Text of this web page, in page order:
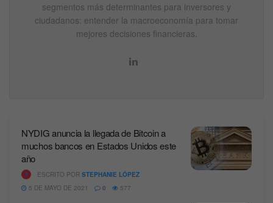
segmentos más determinantes para inversores y
ciudadanos: entender la macroeconomía para tomar
mejores decisiones financieras.
NYDIG anuncia la llegada de Bitcoin a
muchos bancos en Estados Unidos este
año
ESCRITO POR STEPHANIE LÓPEZ
5 DE MAYO DE 2021
0 577